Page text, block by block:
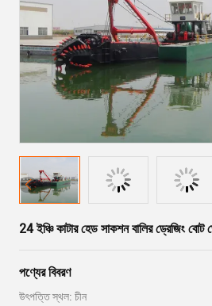
24 ইঞ্চি কাটার হেড সাকশন বালির ড্রেজিং বোট
পণ্যের বিবরণ
উৎপত্তি স্থল: চীন